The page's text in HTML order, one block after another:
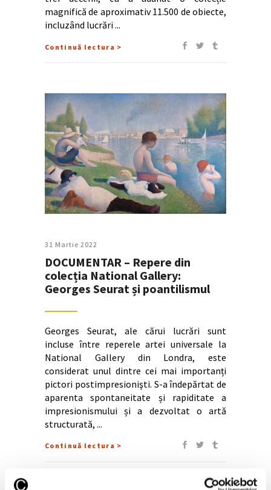
magnifică de aproximativ 11.500 de obiecte,
incluzând lucrări
Continuă lectura >
31 Martie 2022
DOCUMENTAR – Repere din
colecția National Gallery:
Georges Seurat și poantilismul
Georges Seurat, ale cărui lucrări sunt
incluse între reperele artei universale la
National Gallery din Londra, este
considerat unul dintre cei mai importanți
pictori postimpresionişti. S-a îndepărtat de
aparenta spontaneitate și rapiditate a
impresionismului și a dezvoltat o artă
structurată,
Continuă lectura >